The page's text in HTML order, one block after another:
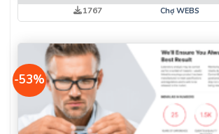
là:
900.000xu.
tại
1767 Chợ WEBS
-53%